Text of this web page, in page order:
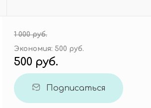
1 000 руб.
Экономия: 500 руб.
500 руб.
Подписаться